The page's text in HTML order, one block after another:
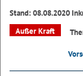
Stand: 08.08.2020
Außer Kraft